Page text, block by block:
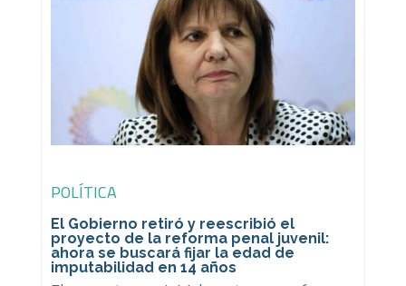
POLÍTICA
El Gobierno retiró y reescribió el
proyecto de la reforma penal juvenil:
ahora se buscará fijar la edad de
imputabilidad en 14 años